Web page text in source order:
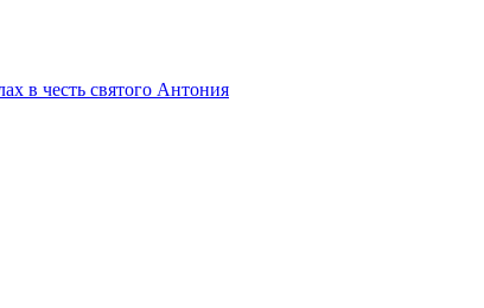
в честь святого Антония